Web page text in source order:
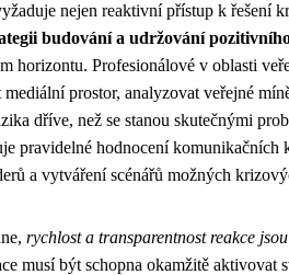
nejen reaktivní přístup k řešení
budování a udržování
horizontu. Profesionálové v oblasti
prostor, analyzovat veřejné
dříve, než se stanou skutečnými
pravidelné hodnocení komunikačních
a vytváření scénářů možných
rychlost a transparentnost reakce
musí být schopna okamžitě aktivovat